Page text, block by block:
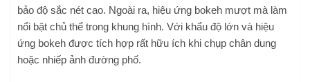
bảo độ sắc nét cao. Ngoài ra, hiệu ứng bokeh mượt mà làm
nổi bật chủ thể trong khung hình. Với khẩu độ lớn và hiệu
ứng bokeh được tích hợp rất hữu ích khi chụp chân dung
hoặc nhiếp ảnh đường phố.